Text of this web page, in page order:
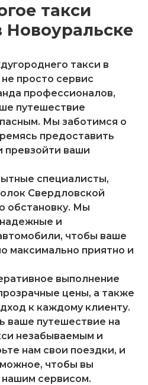
такси
такси в
просто сервис
профессионалов,
путешествие
Мы заботимся о
предоставить
превзойти ваши
специалисты,
Свердловской
обстановку. Мы
и
чтобы ваше
максимально приятно и
выполнение
цены, а также
к каждому клиенту.
ваше путешествие на
незабываемым и
нам свои поездки, и
чтобы вы
сервисом.